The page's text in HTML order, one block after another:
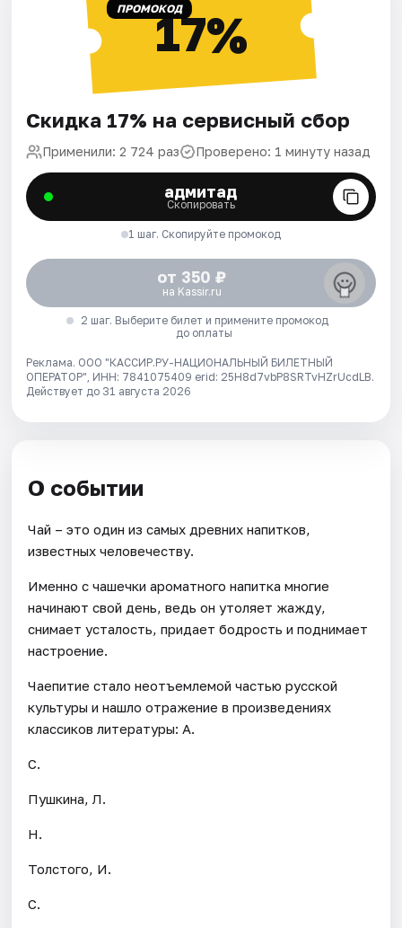
ПРОМОКОД17%
Скидка 17% на сервисный сбор
Применили: 2 724 раз Проверено: 1 минуту назад
адмитад
Скопировать
1 шаг. Скопируйте промокод
от 350 ₽
на Kassir.ru
2 шаг. Выберите билет и примените промокод
до оплаты
Реклама. ООО "КАССИР.РУ-НАЦИОНАЛЬНЫЙ БИЛЕТНЫЙ
ОПЕРАТОР", ИНН: 7841075409 erid: 25H8d7vbP8SRTvHZrUcdLB.
Действует до 31 августа 2026
О событии
Чай – это один из самых древних напитков,
известных человечеству.
Именно с чашечки ароматного напитка многие
начинают свой день, ведь он утоляет жажду,
снимает усталость, придает бодрость и поднимает
настроение.
Чаепитие стало неотъемлемой частью русской
культуры и нашло отражение в произведениях
классиков литературы: А.
С.
Пушкина, Л.
Н.
Толстого, И.
С.